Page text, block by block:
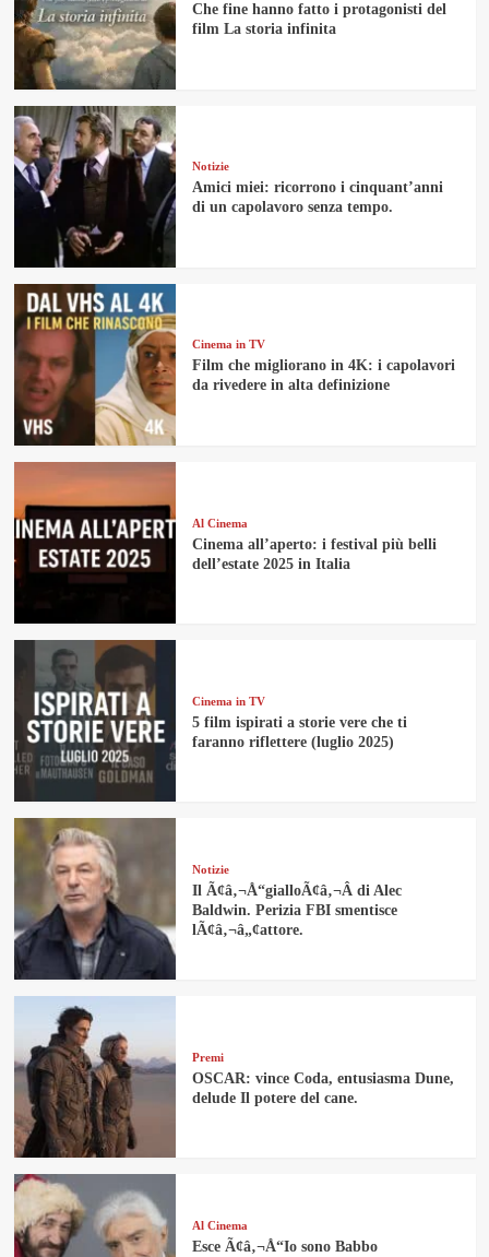
Che fine hanno fatto i protagonisti del
film La storia infinita
Notizie
Amici miei: ricorrono i cinquant’anni
di un capolavoro senza tempo.
Cinema in TV
Film che migliorano in 4K: i capolavori
da rivedere in alta definizione
Al Cinema
Cinema all’aperto: i festival più belli
dell’estate 2025 in Italia
Cinema in TV
5 film ispirati a storie vere che ti
faranno riflettere (luglio 2025)
Notizie
Il Ã¢â‚¬Å“gialloÃ¢â‚¬Â di Alec
Baldwin. Perizia FBI smentisce
lÃ¢â‚¬â„¢attore.
Premi
OSCAR: vince Coda, entusiasma Dune,
delude Il potere del cane.
Al Cinema
Esce Ã¢â‚¬Å“Io sono Babbo